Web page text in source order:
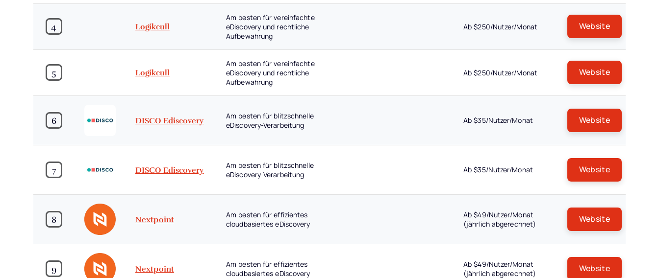
4 Logikcull
Am besten für vereinfachte
eDiscovery und rechtliche
Aufbewahrung
Ab $250/Nutzer/Monat Website
5 Logikcull
Am besten für vereinfachte
eDiscovery und rechtliche
Aufbewahrung
Ab $250/Nutzer/Monat Website
6 DISCO Ediscovery
Am besten für blitzschnelle
eDiscovery-Verarbeitung
Ab $35/Nutzer/Monat Website
7 DISCO Ediscovery
Am besten für blitzschnelle
eDiscovery-Verarbeitung
Ab $35/Nutzer/Monat Website
8 Nextpoint
Am besten für effizientes
cloudbasiertes eDiscovery
Ab $49/Nutzer/Monat
(jährlich abgerechnet)
Website
9 Nextpoint
Am besten für effizientes
cloudbasiertes eDiscovery
Ab $49/Nutzer/Monat
(jährlich abgerechnet)
Website